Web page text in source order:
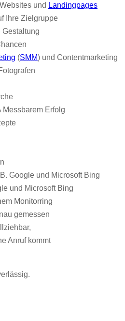
und Landingpages
Ihre Zielgruppe
(SMM) und Contentmarketing
Messbarem Erfolg
Google und Microsoft Bing
und Microsoft Bing
Monitorring
gemessen
Anruf kommt